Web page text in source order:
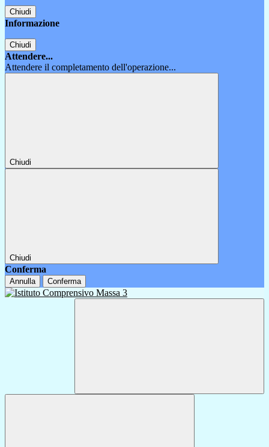
Chiudi
Informazione
Chiudi
Attendere...
Attendere il completamento dell'operazione...
Chiudi
Chiudi
Conferma
Annulla Conferma